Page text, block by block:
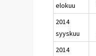
elokuu
2014
syyskuu
2014